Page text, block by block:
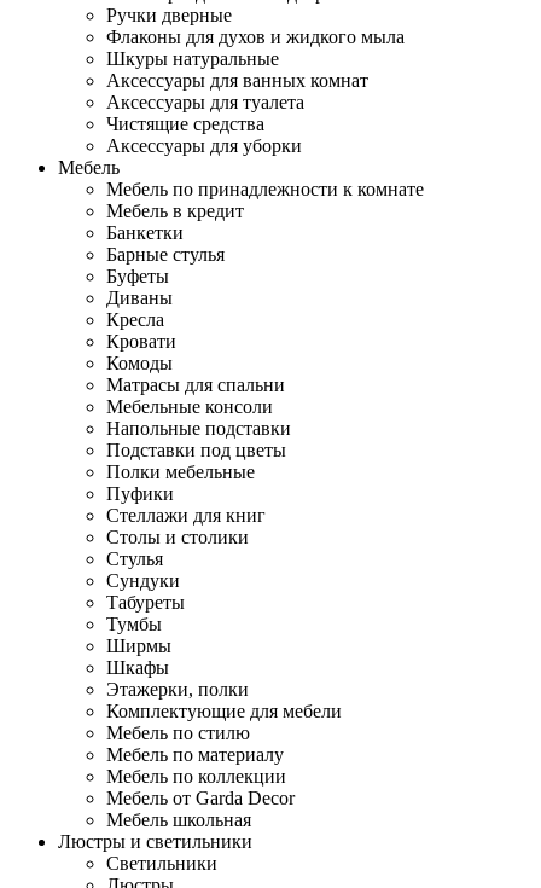
Ручки дверные
Флаконы для духов и жидкого мыла
Шкуры натуральные
Аксессуары для ванных комнат
Аксессуары для туалета
Чистящие средства
Аксессуары для уборки
Мебель
Мебель по принадлежности к комнате
Мебель в кредит
Банкетки
Барные стулья
Буфеты
Диваны
Кресла
Кровати
Комоды
Матрасы для спальни
Мебельные консоли
Напольные подставки
Подставки под цветы
Полки мебельные
Пуфики
Стеллажи для книг
Столы и столики
Стулья
Сундуки
Табуреты
Тумбы
Ширмы
Шкафы
Этажерки, полки
Комплектующие для мебели
Мебель по стилю
Мебель по материалу
Мебель по коллекции
Мебель от Garda Decor
Мебель школьная
Люстры и светильники
Светильники